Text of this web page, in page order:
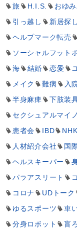
旅
H.I.S. おゆ
引っ越し
新居探し
ヘルプマーク転売
ソーシャルフット
海
結婚 恋愛
メイク
難病 入
半身麻痺
下肢装
セクシュアルマイ
患者会
IBD NHK
人材紹介会社
国
ヘルスキーパー
パラアスリート
コロナ
UDトーク
ゆるスポーツ
車
分身ロボット
盲